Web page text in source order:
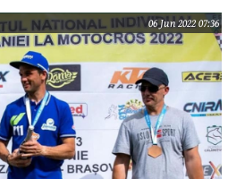
de Atletism pentru Juniori sub 20
06 Jun 2022 07:36